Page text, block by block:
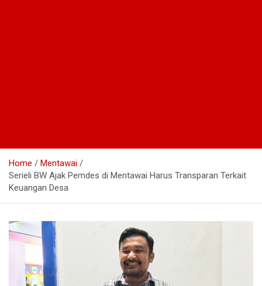
Home
Mentawai
Serieli BW Ajak Pemdes di Mentawai Harus Transparan Terkait
Keuangan Desa